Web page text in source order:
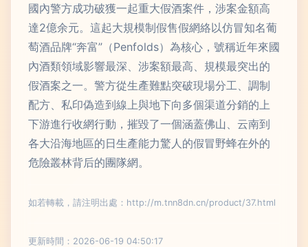
國內警方成功破獲一起重大假酒案件，涉案金額高
達2億余元。這起大規模制假售假網絡以仿冒知名葡
萄酒品牌“奔富”（Penfolds）為核心，號稱近年來國
內酒類領域影響最深、涉案額最高、規模最突出的
假酒案之一。警方從生產難點突破現場分工、調制
配方、私印偽造到線上與地下向多個渠道分銷的上
下游進行收網行動，摧毀了一個涵蓋佛山、云南到
各大沿海地區的日生產能力驚人的假冒野蜂在外的
危險叢林背后的團隊網。
如若轉載，請注明出處：http://m.tnn8dn.cn/product/37.html
更新時間：2026-06-19 04:50:17